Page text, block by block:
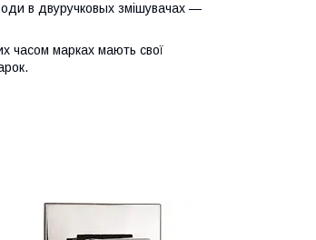
в двуручковых змішувачах —
часом марках мають свої